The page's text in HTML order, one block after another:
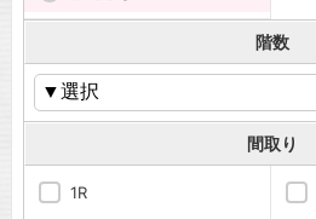
階数
間取り
1R